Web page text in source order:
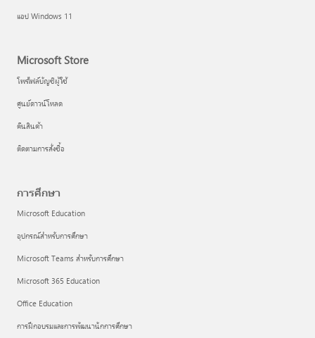
แอป Windows 11
Microsoft Store
โพรไฟล์บัญชีผู้ใช้
ศูนย์ดาวน์โหลด
คืนสินค้า
ติดตามการสั่งซื้อ
การศึกษา
Microsoft Education
อุปกรณ์สำหรับการศึกษา
Microsoft Teams สำหรับการศึกษา
Microsoft 365 Education
Office Education
การฝึกอบรมและการพัฒนานักการศึกษา